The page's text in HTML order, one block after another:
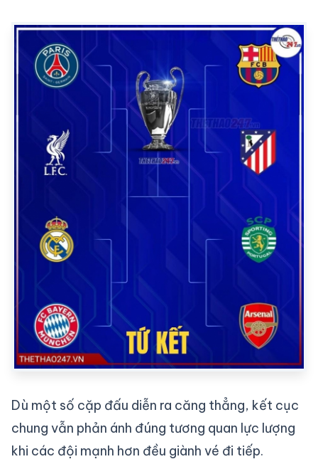
Dù một số cặp đấu diễn ra căng thẳng, kết cục
chung vẫn phản ánh đúng tương quan lực lượng
khi các đội mạnh hơn đều giành vé đi tiếp.